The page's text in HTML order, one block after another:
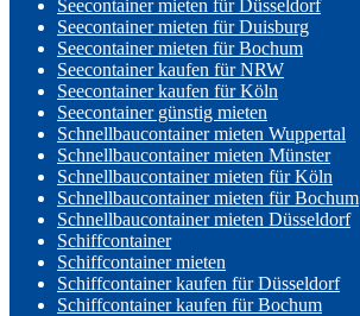
Seecontainer mieten für Düsseldorf
Seecontainer mieten für Duisburg
Seecontainer mieten für Bochum
Seecontainer kaufen für NRW
Seecontainer kaufen für Köln
Seecontainer günstig mieten
Schnellbaucontainer mieten Wuppertal
Schnellbaucontainer mieten Münster
Schnellbaucontainer mieten für Köln
Schnellbaucontainer mieten für Bochum
Schnellbaucontainer mieten Düsseldorf
Schiffcontainer
Schiffcontainer mieten
Schiffcontainer kaufen für Düsseldorf
Schiffcontainer kaufen für Bochum